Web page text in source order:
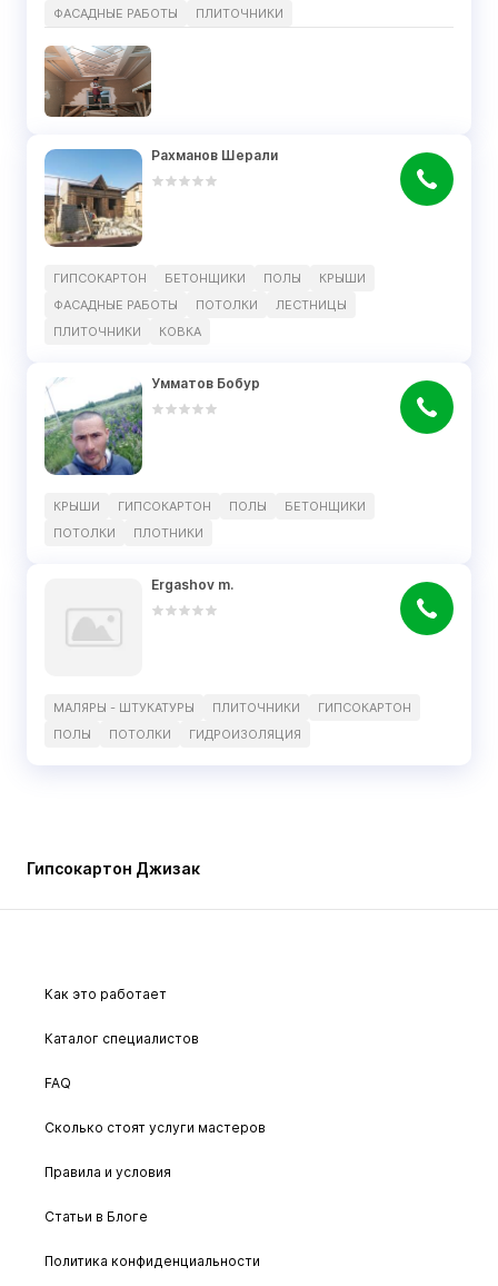
ФАСАДНЫЕ РАБОТЫ
ПЛИТОЧНИКИ
Рахманов Шерали
ГИПСОКАРТОН БЕТОНЩИКИ ПОЛЫ
КРЫШИ
ФАСАДНЫЕ РАБОТЫ
ПОТОЛКИ
ЛЕСТНИЦЫ
ПЛИТОЧНИКИ
КОВКА
Умматов Бобур
КРЫШИ ГИПСОКАРТОН ПОЛЫ
БЕТОНЩИКИ
ПОТОЛКИ
ПЛОТНИКИ
Ergashov m.
МАЛЯРЫ - ШТУКАТУРЫ ПЛИТОЧНИКИ
ГИПСОКАРТОН
ПОЛЫ
ПОТОЛКИ ГИДРОИЗОЛЯЦИЯ
Гипсокартон Джизак
Как это работает
Каталог специалистов
FAQ
Сколько стоят услуги мастеров
Правила и условия
Статьи в Блоге
Политика конфиденциальности